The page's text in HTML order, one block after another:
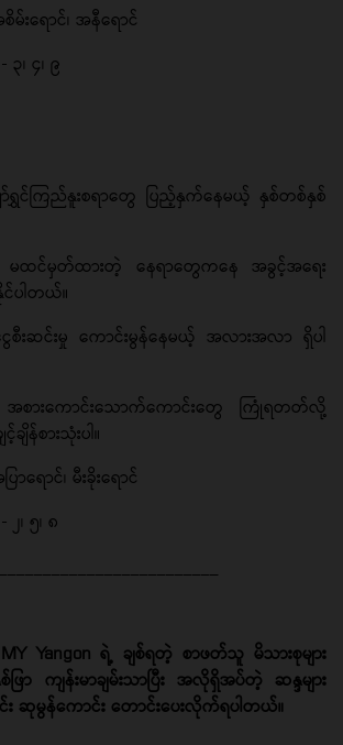
မ်းရောင်၊ အနီရောင်
၊ ၄၊ ၉
ော်ရွှင်ကြည်နူးစရာတွေ ပြည့်နှက်နေမယ့် နှစ်တစ်နှစ်
င်မှတ်ထားတဲ့ နေရာတွေကနေ အခွင့်အရေး
ပါတယ်။
စီးဆင်းမှု ကောင်းမွန်နေမယ့် အလားအလာ ရှိပါ
အစားကောင်းသောက်ကောင်းတွေ ကြုံရတတ်လို့
န်စားသုံးပါ။
ာရောင်၊ မီးခိုးရောင်
၊ ၅၊ ၈
MY Yangon ရဲ့ ချစ်ရတဲ့ စာဖတ်သူ မိသားစုများ
ာ ကျန်းမာချမ်းသာပြီး အလိုရှိအပ်တဲ့ ဆန္ဒများ
င်း ဆုမွန်ကောင်း တောင်းပေးလိုက်ရပါတယ်။